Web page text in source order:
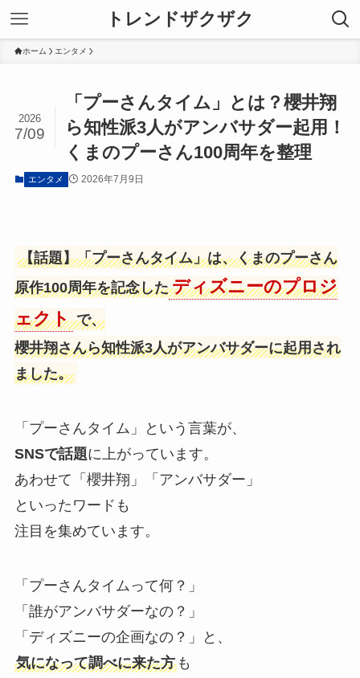
トレンドザクザク
ホーム エンタメ
「プーさんタイム」とは？櫻井翔
ら知性派3人がアンバサダー起用！
くまのプーさん100周年を整理
2026
7/09
エンタメ 2026年7月9日
【話題】「プーさんタイム」は、くまのプーさん
原作100周年を記念した ディズニーのプロジ
ェクト で、
櫻井翔さんら知性派3人がアンバサダーに起用され
ました。
「プーさんタイム」という言葉が、
SNSで話題に上がっています。
あわせて「櫻井翔」「アンバサダー」
といったワードも
注目を集めています。
「プーさんタイムって何？」
「誰がアンバサダーなの？」
「ディズニーの企画なの？」と、
気になって調べに来た方も